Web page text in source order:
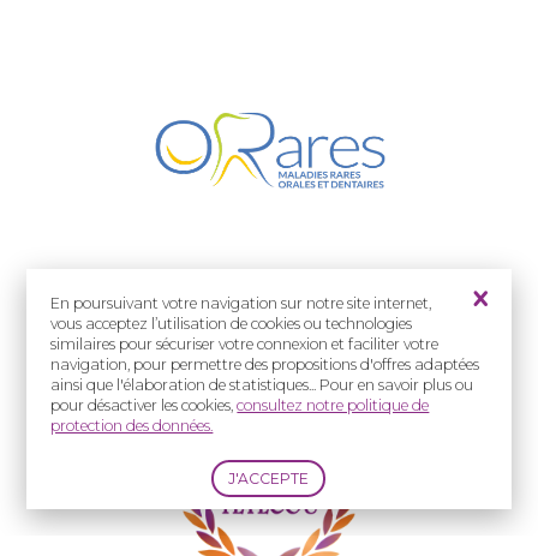
En poursuivant votre navigation sur notre site internet,
vous acceptez l’utilisation de cookies ou technologies
similaires pour sécuriser votre connexion et faciliter votre
navigation, pour permettre des propositions d'offres adaptées
ainsi que l'élaboration de statistiques... Pour en savoir plus ou
pour désactiver les cookies,consultez notre politique de
protection des données.
Un support à destination des familles
Comprendre pour mieux accompagner